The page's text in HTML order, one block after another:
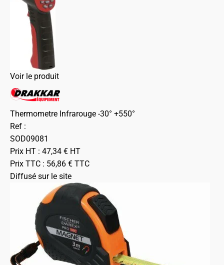
Voir le produit
Thermometre Infrarouge -30° +550°
Ref :
SOD09081
Prix HT : 47,34 € HT
Prix TTC : 56,86 € TTC
Diffusé sur le site